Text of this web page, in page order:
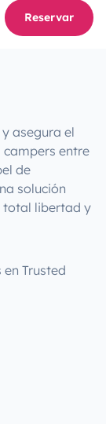
Reservar
asegura el
entre
de
solución
total libertad y
Trusted